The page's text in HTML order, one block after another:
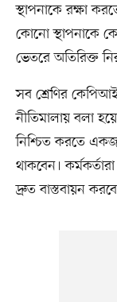
স্থাপনাকে রক্ষা
কোনো স্থাপনাকে
ভেতরে অতিরিক্ত
সব শ্রেণির কেপিআই
নীতিমালায় বলা
নিশ্চিত করতে
থাকবেন।
দ্রুত বাস্তবায়ন